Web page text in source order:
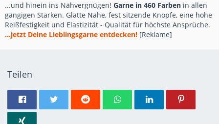
...und hinein ins Nähvergnügen! Garne in 460 Farben in allen
gängigen Stärken. Glatte Nähe, fest sitzende Knöpfe, eine hohe
Reißfestigkeit und Elastizität - Qualität für höchste Ansprüche.
...jetzt Deine Lieblingsgarne entdecken! [Reklame]
Teilen